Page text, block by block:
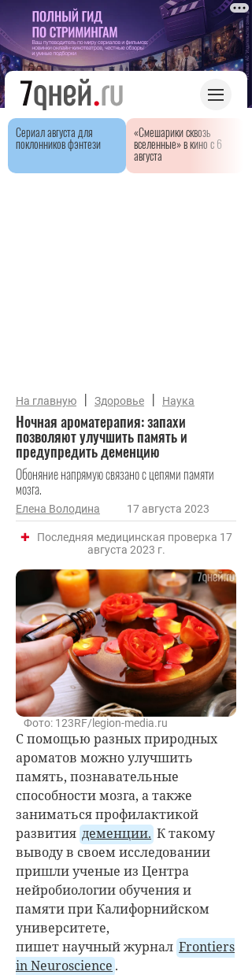
Сериал августа для
поклонников фэнтези
«Смешарики сквозь
вселенные» в кино с 6
августа
На главную | Здоровье | Наука
Ночная ароматерапия: запахи
позволяют улучшить память и
предупредить деменцию
Обоняние напрямую связано с цепями памяти
мозга.
Елена Володина 17 августа 2023
Последняя медицинская проверка 17
августа 2023 г.
Фото: 123RF/legion-media.ru
С помощью разных природных
ароматов можно улучшить
память, познавательные
способности мозга, а также
заниматься профилактикой
развития деменции. К такому
выводу в своем исследовании
пришли ученые из Центра
нейробиологии обучения и
памяти при Калифорнийском
университете,
пишет научный журнал Frontiers
in Neuroscience .